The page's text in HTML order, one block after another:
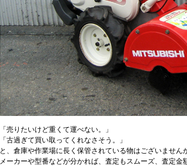
「売りたいけど重くて運べない。」
「古過ぎて買い取ってくれなさそう。」
と、倉庫や作業場に長く保管されている物はございません
メーカーや型番などが分かれば、査定もスムーズ、査定金